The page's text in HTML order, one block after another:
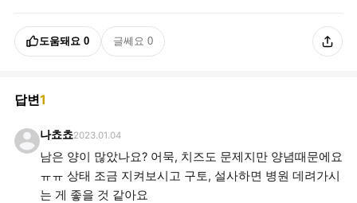
도움돼요 0 글쎄요 0
답변1
나쵸쵸2023.01.04
남은 양이 많았나요? 어묵, 치즈도 문제지만 양념때문에요
ㅠㅠ 상태 조금 지켜보시고 구토, 설사하면 병원 데려가시
는 게 좋을 것 같아요